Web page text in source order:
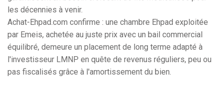
les décennies à venir.
Achat-Ehpad.com confirme : une chambre Ehpad exploitée
par Emeis, achetée au juste prix avec un bail commercial
équilibré, demeure un placement de long terme adapté à
l'investisseur LMNP en quête de revenus réguliers, peu ou
pas fiscalisés grâce à l'amortissement du bien.